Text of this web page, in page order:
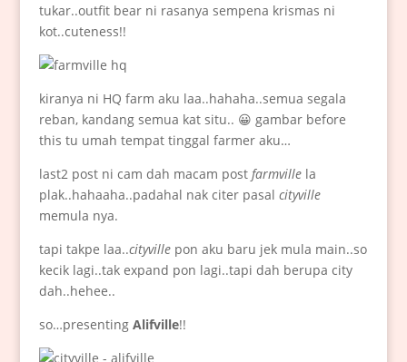
tukar..outfit bear ni rasanya sempena krismas ni
kot..cuteness!!
kiranya ni HQ farm aku laa..hahaha..semua segala
reban, kandang semua kat situ.. 😀 gambar before
this tu umah tempat tinggal farmer aku…
last2 post ni cam dah macam post farmvillela
plak..hahaaha..padahal nak citer pasal cityville
memula nya.
tapi takpe laa..cityvillepon aku baru jek mula main..so
kecik lagi..tak expand pon lagi..tapi dah berupa city
dah..hehee..
so…presenting Alifville!!